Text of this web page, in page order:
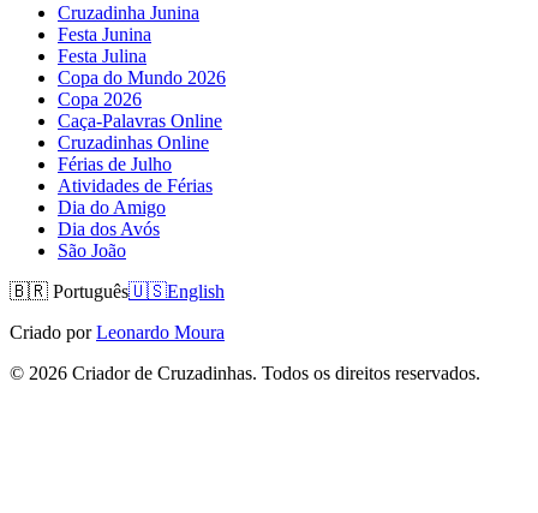
Cruzadinha Junina
Festa Junina
Festa Julina
Copa do Mundo 2026
Copa 2026
Caça-Palavras Online
Cruzadinhas Online
Férias de Julho
Atividades de Férias
Dia do Amigo
Dia dos Avós
São João
🇧🇷 Português🇺🇸English
Criado por Leonardo Moura
© 2026 Criador de Cruzadinhas. Todos os direitos reservados.